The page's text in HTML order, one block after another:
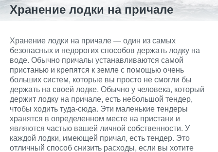
Хранение лодки на причале
Хранение лодки на причале — один из самых
безопасных и недорогих способов держать лодку на
воде. Обычно причалы устанавливаются самой
пристанью и крепятся к земле с помощью очень
больших систем, которые вы просто не смогли бы
держать на своей лодке. Обычно у человека, который
держит лодку на причале, есть небольшой тендер,
чтобы ходить туда-сюда. Эти маленькие тендеры
хранятся в определенном месте на пристани и
являются частью вашей личной собственности. У
каждой лодки, имеющей причал, есть тендер. Это
отличный способ снизить расходы, если вы хотите